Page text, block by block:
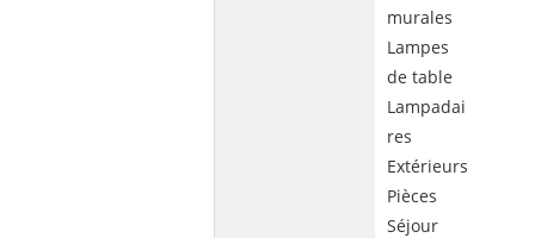
murales
Lampes
de table
Lampadai
res
Extérieurs
Pièces
Séjour